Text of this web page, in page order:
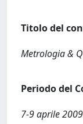
Titolo del
Metrologia &
Periodo del
7-9 aprile 2009